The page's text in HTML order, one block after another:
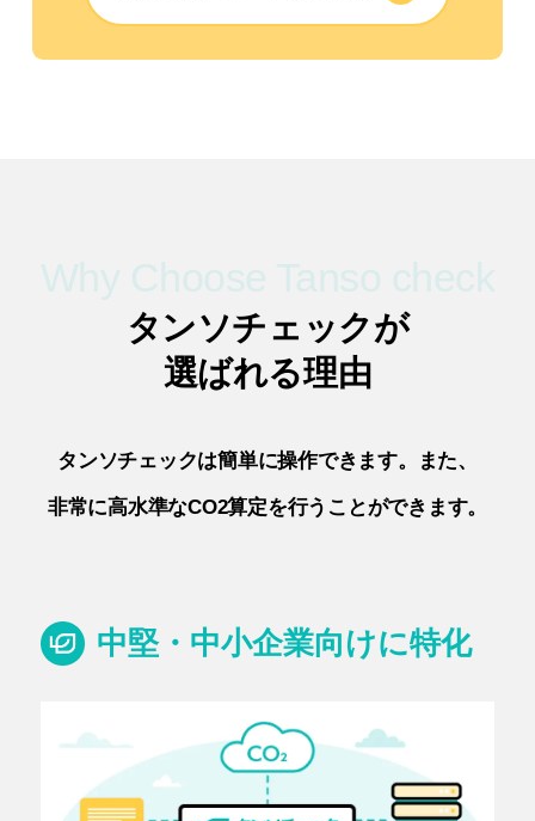
Why Choose Tanso check
タンソチェックが
選ばれる理由
タンソチェックは簡単に操作できます。また、
非常に高水準なCO2算定を行うことができます。
中堅・中小企業向けに特化